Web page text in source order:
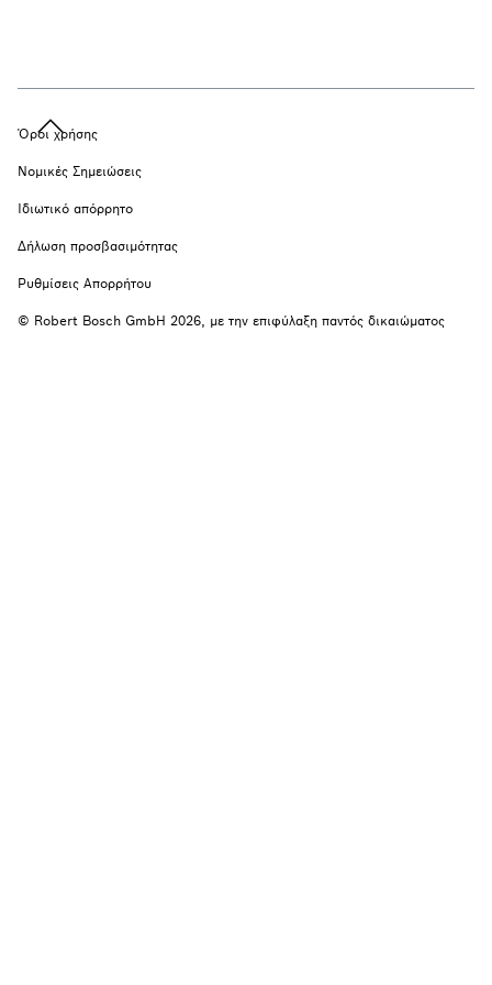
Όροι χρήσης
Νομικές Σημειώσεις
Ιδιωτικό απόρρητο
Δήλωση προσβασιμότητας
Ρυθμίσεις Απορρήτου
© Robert Bosch GmbH 2026, με την επιφύλαξη παντός δικαιώματος